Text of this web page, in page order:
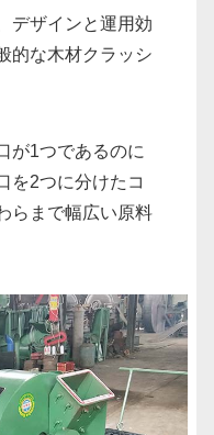
デザインと運用効
的な木材クラッシ
が1つであるのに
を2つに分けたコ
らまで幅広い原料